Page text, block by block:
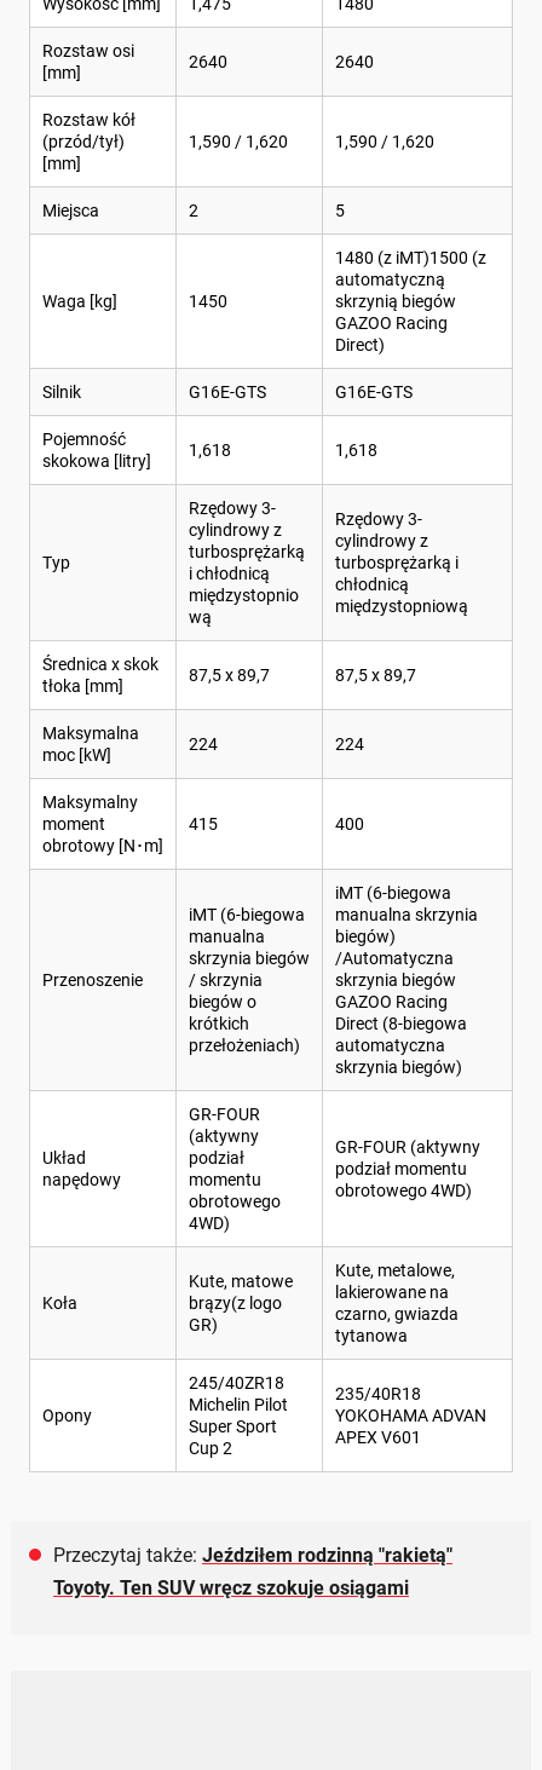
Rozstaw osi
[mm]
2640 2640
Rozstaw kół
(przód/tył)
[mm]
1,590 / 1,620 1,590 / 1,620
Miejsca 2 5
Waga [kg] 1450
1480 (z iMT)1500 (z
automatyczną
skrzynią biegów
GAZOO Racing
Direct)
Silnik G16E-GTS G16E-GTS
Pojemność
skokowa [litry]
1,618 1,618
Typ
Rzędowy 3-
cylindrowy z
turbosprężarką
i chłodnicą
międzystopnio
wą
Rzędowy 3-
cylindrowy z
turbosprężarką i
chłodnicą
międzystopniową
Średnica x skok
tłoka [mm]
87,5 x 89,7 87,5 x 89,7
Maksymalna
moc [kW]
224 224
Maksymalny
moment
obrotowy [N･m]
415 400
Przenoszenie
iMT (6-biegowa
manualna
skrzynia biegów
/ skrzynia
biegów o
krótkich
przełożeniach)
iMT (6-biegowa
manualna skrzynia
biegów)
/Automatyczna
skrzynia biegów
GAZOO Racing
Direct (8-biegowa
automatyczna
skrzynia biegów)
Układ
napędowy
GR-FOUR
(aktywny
podział
momentu
obrotowego
4WD)
GR-FOUR (aktywny
podział momentu
obrotowego 4WD)
Koła
Kute, matowe
brązy(z logo
GR)
Kute, metalowe,
lakierowane na
czarno, gwiazda
tytanowa
Opony
245/40ZR18
Michelin Pilot
Super Sport
Cup 2
235/40R18
YOKOHAMA ADVAN
APEX V601
Przeczytaj także: Jeździłem rodzinną "rakietą"
Toyoty. Ten SUV wręcz szokuje osiągami